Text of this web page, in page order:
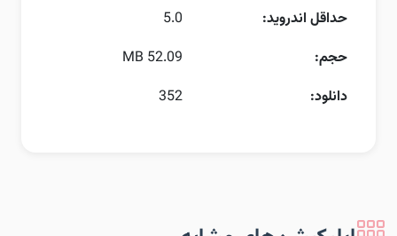
حداقل اندروید:
5.0
حجم:
52.09 MB
دانلود:
352